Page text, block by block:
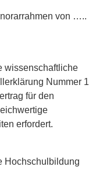
von …..
wissenschaftliche
Nummer 1
für den
erfordert.
Hochschulbildung